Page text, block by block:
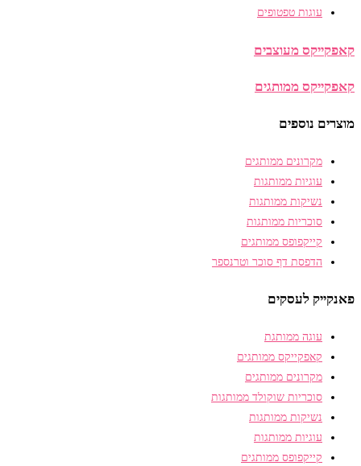
עוגות טפטופים
קאפקייקס מעוצבים
קאפקייקס ממותגים
מוצרים נוספים
מקרונים ממותגים
עוגיות ממותגות
נשיקות ממותגות
סוכריות ממותגות
קייקפופס ממותגים
הדפסת דף סוכר וטרנספר
פאנקייק לעסקים
עוגה ממותגת
קאפקייקס ממותגים
מקרונים ממותגים
סוכריות שוקולד ממותגות
נשיקות ממותגות
עוגיות ממותגות
קייקפופס ממותגים